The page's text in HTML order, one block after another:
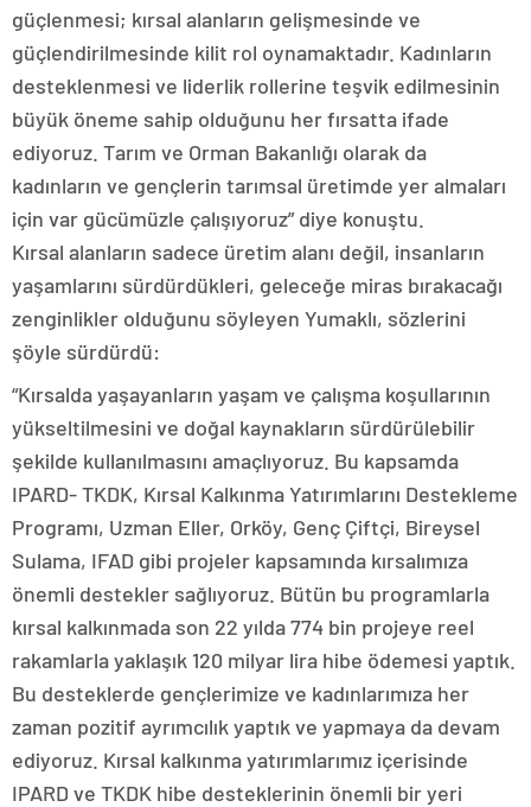
güçlenmesi; kırsal alanların gelişmesinde ve
güçlendirilmesinde kilit rol oynamaktadır. Kadınların
desteklenmesi ve liderlik rollerine teşvik edilmesinin
büyük öneme sahip olduğunu her fırsatta ifade
ediyoruz. Tarım ve Orman Bakanlığı olarak da
kadınların ve gençlerin tarımsal üretimde yer almaları
için var gücümüzle çalışıyoruz” diye konuştu.
Kırsal alanların sadece üretim alanı değil, insanların
yaşamlarını sürdürdükleri, geleceğe miras bırakacağı
zenginlikler olduğunu söyleyen Yumaklı, sözlerini
şöyle sürdürdü:
“Kırsalda yaşayanların yaşam ve çalışma koşullarının
yükseltilmesini ve doğal kaynakların sürdürülebilir
şekilde kullanılmasını amaçlıyoruz. Bu kapsamda
IPARD- TKDK, Kırsal Kalkınma Yatırımlarını Destekleme
Programı, Uzman Eller, Orköy, Genç Çiftçi, Bireysel
Sulama, IFAD gibi projeler kapsamında kırsalımıza
önemli destekler sağlıyoruz. Bütün bu programlarla
kırsal kalkınmada son 22 yılda 774 bin projeye reel
rakamlarla yaklaşık 120 milyar lira hibe ödemesi yaptık.
Bu desteklerde gençlerimize ve kadınlarımıza her
zaman pozitif ayrımcılık yaptık ve yapmaya da devam
ediyoruz. Kırsal kalkınma yatırımlarımız içerisinde
IPARD ve TKDK hibe desteklerinin önemli bir yeri